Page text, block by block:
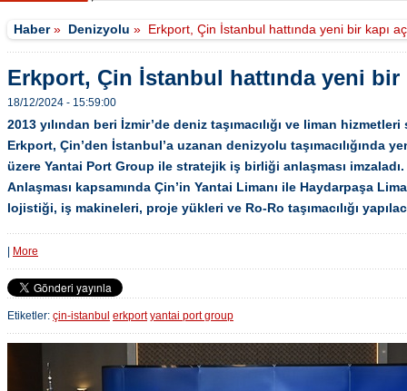
Haber» Denizyolu » Erkport, Çin İstanbul hattında yeni bir kapı
Erkport, Çin İstanbul hattında yeni bir
18/12/2024 - 15:59:00
2013 yılından beri İzmir’de deniz taşımacılığı ve liman
Erkport, Çin’den İstanbul’a uzanan denizyolu taşımacılığında
üzere Yantai Port Group ile stratejik iş birliği anlaşması
Anlaşması kapsamında Çin’in Yantai Limanı ile Haydarpaşa
lojistiği, iş makineleri, proje yükleri ve Ro-Ro taşımacılığı
More
Etiketler: çin-istanbul erkport yantai port group